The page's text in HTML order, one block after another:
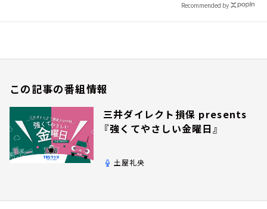
Recommended by
この記事の番組情報
三井ダイレクト損保 presents
『強くてやさしい金曜日』
土屋礼央